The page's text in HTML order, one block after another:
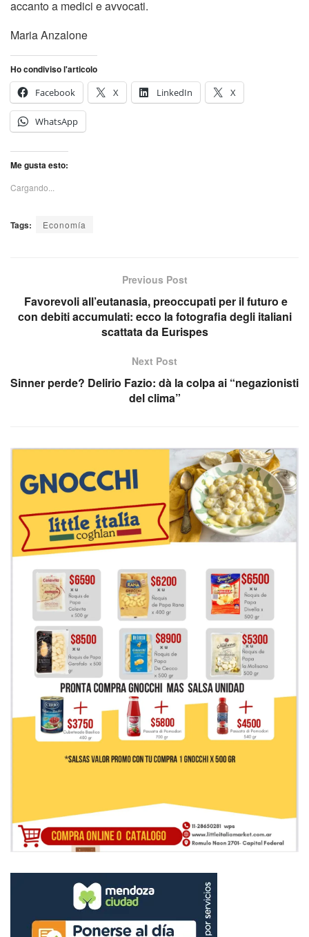
accanto a medici e avvocati.
Maria Anzalone
Ho condiviso l'articolo
Facebook
X LinkedIn X
WhatsApp
Me gusta esto:
Cargando...
Tags: Economía
Previous Post
Favorevoli all’eutanasia, preoccupati per il futuro e
con debiti accumulati: ecco la fotografia degli italiani
scattata da Eurispes
Next Post
Sinner perde? Delirio Fazio: dà la colpa ai “negazionisti
del clima”